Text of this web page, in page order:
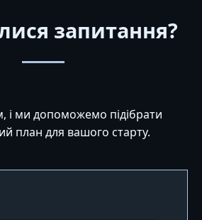
запитання?
і ми допоможемо підібрати
план для вашого старту.